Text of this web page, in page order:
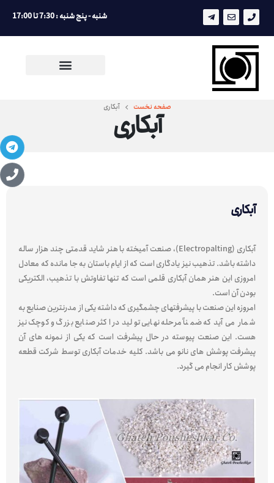
شنبه - پنج شنبه : 7:30 تا 17:00
صفحه نخست آبکاری
آبکاری
آبکاری
آبکاری (Electropalting)، صنعت آمیخته با هنر شاید قدمتی چند هزار ساله
داشته باشد. تذهیب نیز یادگاری است که از ایام باستان به جا مانده که معادل
امروزی این هنر همان آبکاری قلمی است که تنها تفاوتش با تذهیب، الکتریکی
بودن آن است.
امروزه این صنعت با پیشرفتهای چشمگیری که داشته یکی از مدرنترین صنایع به
شمار می آید که ضمناً مرحله نهایی تولید در اکثر صنایع بزرگ و کوچک نیز
هست. این صنعت پیوسته در حال پیشرفت است که یکی از نمونه های آن
پیشرفت پوشش های نانو می باشد. کلیه خدمات آبکاری توسط شرکت قطعه
پوشش کار انجام می گیرد.